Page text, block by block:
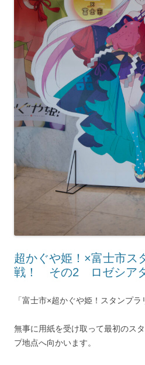
超かぐや姫！×富士市ス
戦！ その2 ロゼシアタ
「富士市×超かぐや姫！スタンプラ
無事に用紙を受け取って最初のス
プ地点へ向かいます。